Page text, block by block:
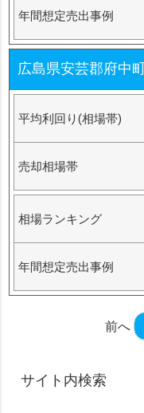
年間想定売出事例
広島県安芸郡府中
平均利回り(相場帯)
売却相場帯
相場ランキング
年間想定売出事例
前へ
サイト内検索